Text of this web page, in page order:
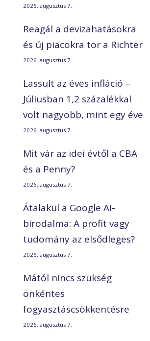
2026. augusztus 7.
Reagál a devizahatásokra
és új piacokra tör a Richter
2026. augusztus 7.
Lassult az éves infláció –
Júliusban 1,2 százalékkal
volt nagyobb, mint egy éve
2026. augusztus 7.
Mit vár az idei évtől a CBA
és a Penny?
2026. augusztus 7.
Átalakul a Google AI-
birodalma: A profit vagy
tudomány az elsődleges?
2026. augusztus 7.
Mától nincs szükség
önkéntes
fogyasztáscsökkentésre
2026. augusztus 7.